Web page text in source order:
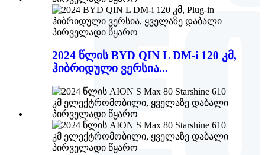
2024 წლის BYD QIN L DM-i 120 კმ,
ჰიბრიდული ვერსია...